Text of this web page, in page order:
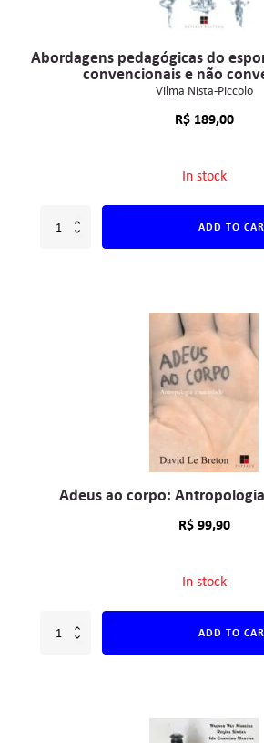
Abordagens pedagógicas do
convencionais e não
Vilma Nista-Piccolo
R$189,00
In stock
ADD TO
Adeus ao corpo:
R$99,90
In stock
ADD TO